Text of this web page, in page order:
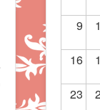
9
16
23